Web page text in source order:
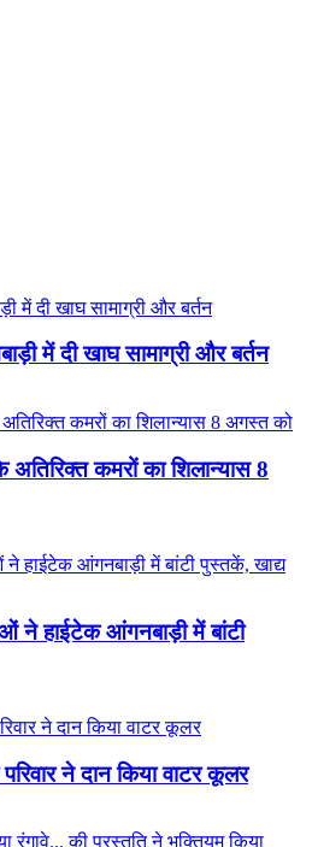
में दी खाघ सामाग्री और बर्तन
अतिरिक्‍त कमरों का शिलान्‍यास 8
ने हाईटेक आंगनबाड़ी में बांटी
ने दान किया वाटर कूलर